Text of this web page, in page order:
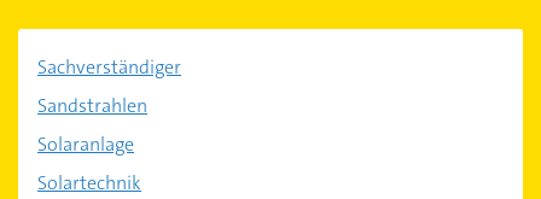
Sachverständiger
Sandstrahlen
Solaranlage
Solartechnik